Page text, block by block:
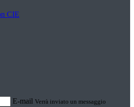
CIE
E-mail Verrà inviato un messaggio